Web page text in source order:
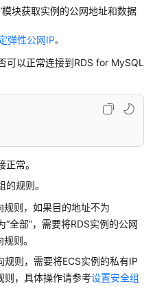
模块获取实例的公网地址和数据
弹性公网IP。
可以正常连接到RDS for MySQL
常。
规则。
规则，如果目的地址不为
全部”，需要将RDS实例的公网
则。
则，需要将ECS实例的私有IP
则，具体操作请参考设置安全组